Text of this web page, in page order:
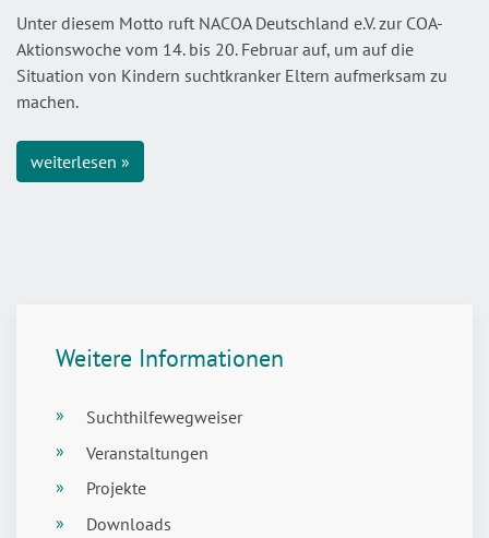
Unter diesem Motto ruft NACOA Deutschland e.V. zur COA-
Aktionswoche vom 14. bis 20. Februar auf, um auf die
Situation von Kindern suchtkranker Eltern aufmerksam zu
machen.
weiterlesen »
Weitere Informationen
Suchthilfewegweiser
Veranstaltungen
Projekte
Downloads